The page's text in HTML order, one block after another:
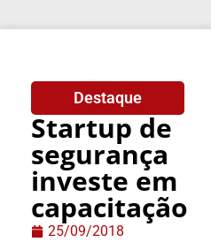
Destaque
Startup de
segurança
investe em
capacitação
25/09/2018